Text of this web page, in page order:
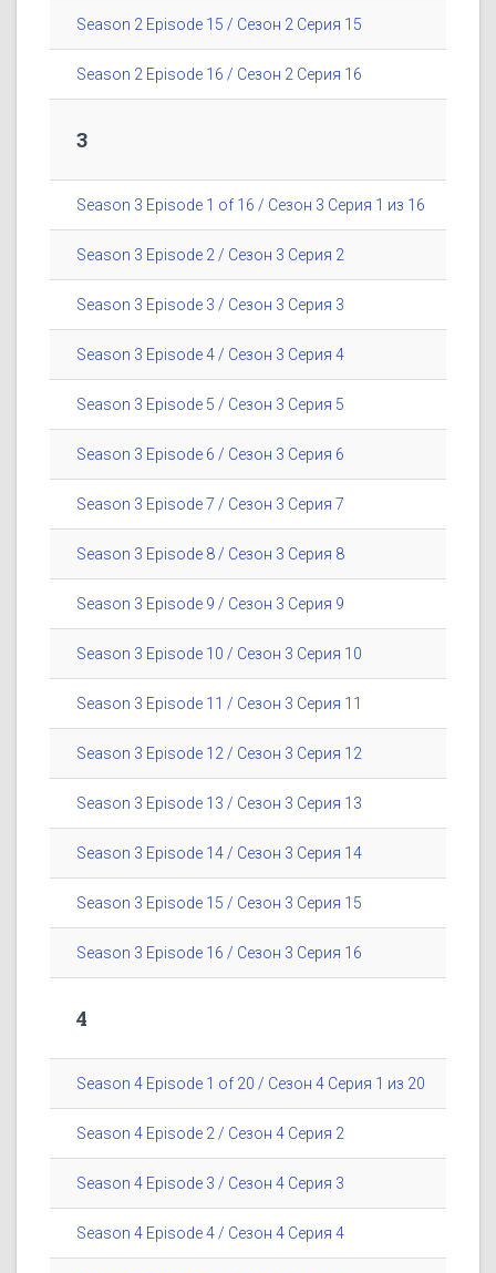
Season 2 Episode 15 / Сезон 2 Серия 15
Season 2 Episode 16 / Сезон 2 Серия 16
3
Season 3 Episode 1 of 16 / Сезон 3 Серия 1 из 16
Season 3 Episode 2 / Сезон 3 Серия 2
Season 3 Episode 3 / Сезон 3 Серия 3
Season 3 Episode 4 / Сезон 3 Серия 4
Season 3 Episode 5 / Сезон 3 Серия 5
Season 3 Episode 6 / Сезон 3 Серия 6
Season 3 Episode 7 / Сезон 3 Серия 7
Season 3 Episode 8 / Сезон 3 Серия 8
Season 3 Episode 9 / Сезон 3 Серия 9
Season 3 Episode 10 / Сезон 3 Серия 10
Season 3 Episode 11 / Сезон 3 Серия 11
Season 3 Episode 12 / Сезон 3 Серия 12
Season 3 Episode 13 / Сезон 3 Серия 13
Season 3 Episode 14 / Сезон 3 Серия 14
Season 3 Episode 15 / Сезон 3 Серия 15
Season 3 Episode 16 / Сезон 3 Серия 16
4
Season 4 Episode 1 of 20 / Сезон 4 Серия 1 из 20
Season 4 Episode 2 / Сезон 4 Серия 2
Season 4 Episode 3 / Сезон 4 Серия 3
Season 4 Episode 4 / Сезон 4 Серия 4